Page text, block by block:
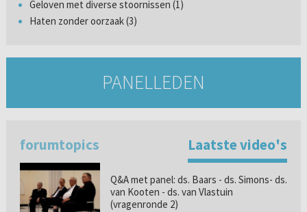
Geloven met diverse stoornissen (1)
Haten zonder oorzaak (3)
PANELLEDEN
forumtopics Laatste video's
Q&A met panel: ds. Baars - ds. Simons- ds.
van Kooten - ds. van Vlastuin
(vragenronde 2)